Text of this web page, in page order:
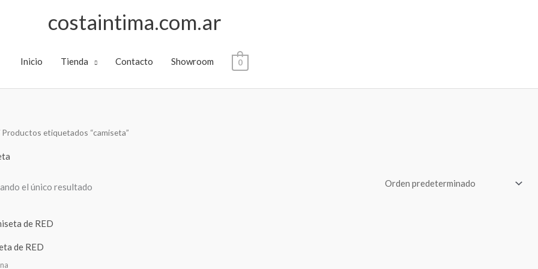
costaintima.com.ar
Inicio Tienda Contacto Showroom 0
Productos etiquetados “camiseta”
el único resultado
de RED